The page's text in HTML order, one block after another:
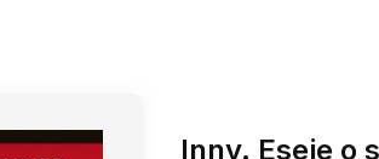
Inny. Eseje o